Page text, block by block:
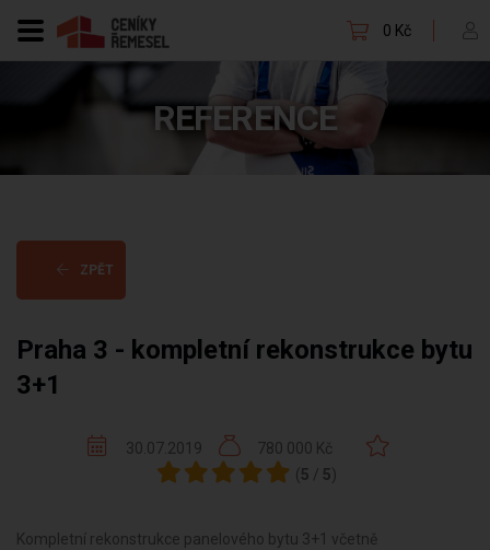
0 Kč
REFERENCE
ZPĚT
Praha 3 - kompletní rekonstrukce bytu
3+1
30.07.2019
780 000 Kč
( 5 / 5)
Kompletní rekonstrukce panelového bytu 3+1 včetně